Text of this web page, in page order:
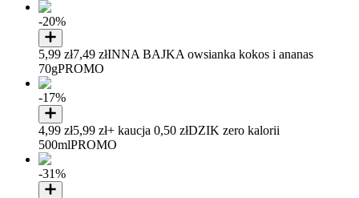
-20%
5,99 zł7,49 złINNA BAJKA owsianka kokos i ananas
70gPROMO
-17%
4,99 zł5,99 zł+ kaucja 0,50 złDZIK zero kalorii
500mlPROMO
-31%